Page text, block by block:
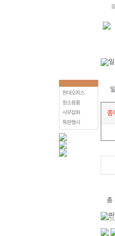
종
총
현대오피스
청소용품
사무잡화
특판행사